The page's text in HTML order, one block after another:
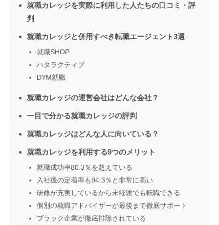
就職カレッジを実際に利用した人たちの口コミ・評
判
就職カレッジと併用すべき転職エージェント3選
就職SHOP
ハタラクティブ
DYM就職
就職カレッジの運営会社はどんな会社？
一目で分かる就職カレッジの評判
就職カレッジはどんな人に向いている？
就職カレッジを利用する9つのメリット
就職成功率80.3％を超えている
入社後の定着率も94.3％と非常に高い
研修が充実しているから未経験でも転職できる
個別の就職アドバイザーが最後まで徹底サポート
ブラック企業が徹底排除されている